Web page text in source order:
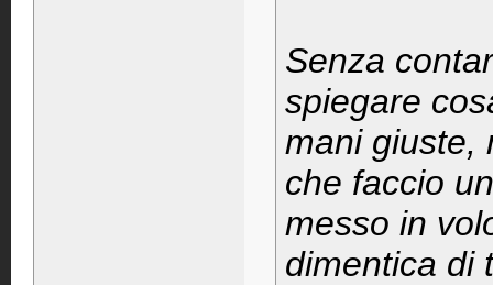
Senza
spiegare
mani giuste,
che faccio
messo in
dimentica di